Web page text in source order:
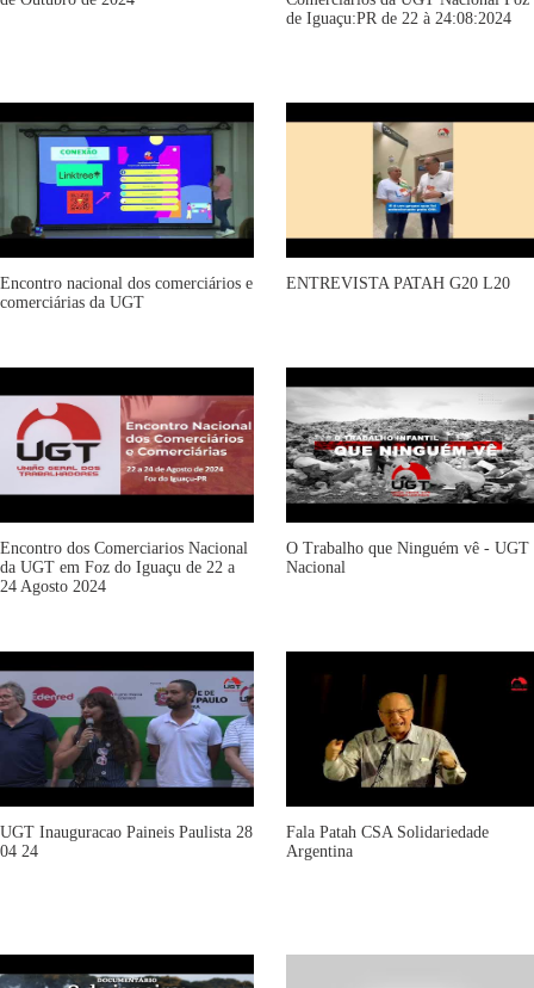
de Iguaçu:PR de 22 à 24:08:2024
Encontro nacional dos comerciários e
comerciárias da UGT
ENTREVISTA PATAH G20 L20
Encontro dos Comerciarios Nacional
da UGT em Foz do Iguaçu de 22 a
24 Agosto 2024
O Trabalho que Ninguém vê - UGT
Nacional
UGT Inauguracao Paineis Paulista 28
04 24
Fala Patah CSA Solidariedade
Argentina